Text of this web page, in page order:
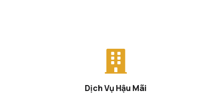
Dịch Vụ Hậu Mãi